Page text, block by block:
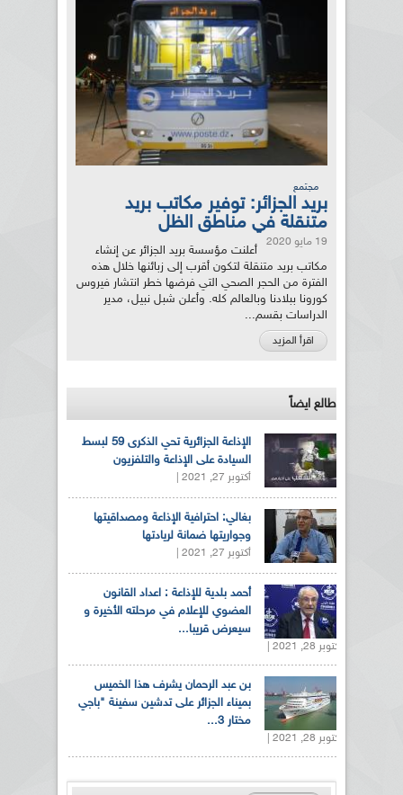
مجتمع
بريد الجزائر: توفير مكاتب بريد
متنقلة في مناطق الظل
19 مايو 2020
أعلنت مؤسسة بريد الجزائر عن إنشاء
مكاتب بريد متنقلة لتكون أقرب إلى زبائنها خلال هذه
الفترة من الحجر الصحي التي فرضها خطر انتشار فيروس
كورونا ببلادنا وبالعالم كله. وأعلن شبل نبيل، مدير
الدراسات بقسم...
اقرأ المزيد
طالع ايضاً
الإذاعة الجزائرية تحي الذكرى 59 لبسط
السيادة على الإذاعة والتلفزيون
أكتوبر 27, 2021 |
بغالي: احترافية الإذاعة ومصداقيتها
وجواريتها ضمانة لريادتها
أكتوبر 27, 2021 |
أحمد بلدية للإذاعة : اعداد القانون
العضوي للإعلام في مرحلته الأخيرة و
سيعرض قريبا...
أكتوبر 28, 2021 |
بن عبد الرحمان يشرف هذا الخميس
بميناء الجزائر على تدشين سفينة "باجي
مختار 3...
أكتوبر 28, 2021 |